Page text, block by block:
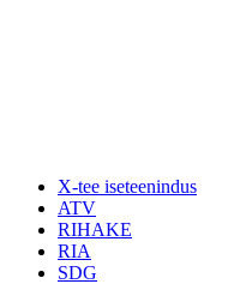
X-tee iseteenindus
ATV
RIHAKE
RIA
SDG